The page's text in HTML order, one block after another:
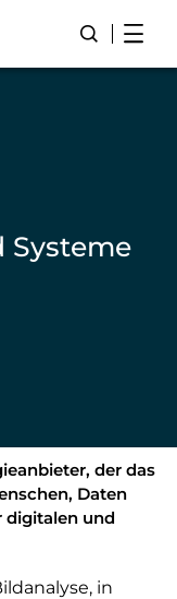
Suche
Systeme
der das
Daten
digitalen und
in